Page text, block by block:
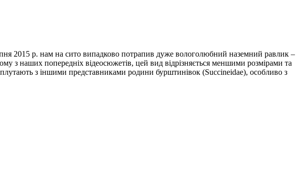
2015 р. нам на сито випадково потрапив дуже вологолюбний наземний равлик –
з наших попередніх відеосюжетів, цей вид відрізняється меншими розмірами та
з іншими представниками родини бурштинівок (Succineidae), особливо з